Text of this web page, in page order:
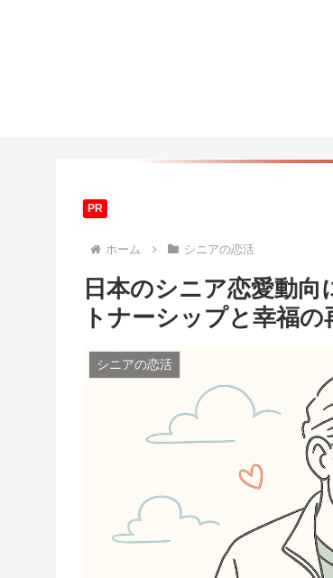
PR
ホーム シニアの恋活
日本のシニア恋愛動
トナーシップと幸福の
シニアの恋活